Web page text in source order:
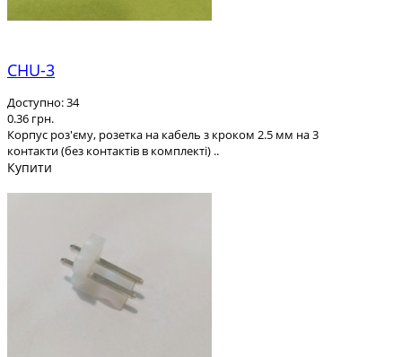
CHU-3
Доступно: 34
0.36 грн.
Корпус роз'єму, розетка на кабель з кроком 2.5 мм на 3
контакти (без контактів в комплекті) ..
Купити